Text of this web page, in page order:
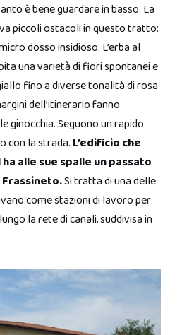
è bene guardare in basso. La
piccoli ostacoli in questo tratto:
dosso insidioso. L’erba al
una varietà di fiori spontanei e
fino a diverse tonalità di rosa
dell’itinerario fanno
ginocchia. Seguono un rapido
con la strada. L’edificio che
alle sue spalle un passato
Si tratta di una delle
come stazioni di lavoro per
la rete di canali, suddivisa in